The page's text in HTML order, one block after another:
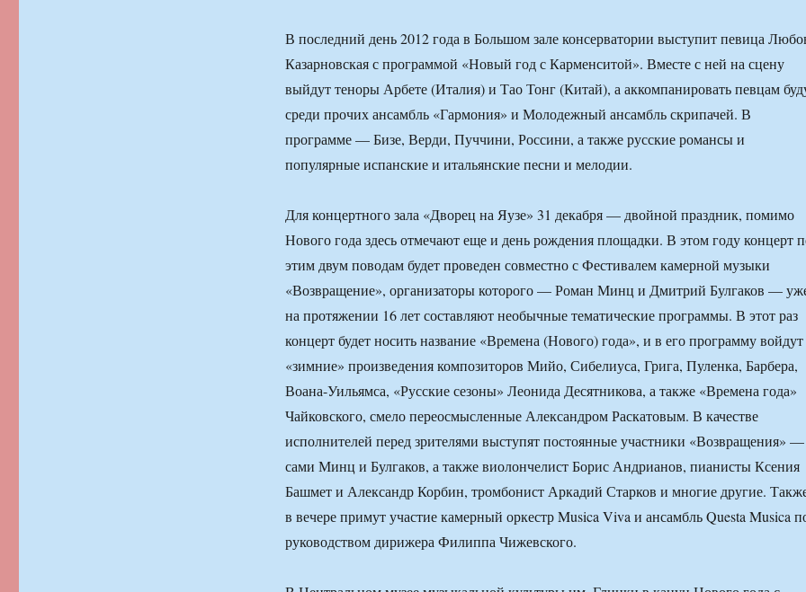
В последний день 2012 года в Большом зале консерватории выступит певица
Казарновская с программой «Новый год с Карменситой». Вместе с ней на сцену
выйдут теноры Арбете (Италия) и Тао Тонг (Китай), а аккомпанировать певцам
среди прочих ансамбль «Гармония» и Молодежный ансамбль скрипачей. В
программе — Бизе, Верди, Пуччини, Россини, а также русские романсы и
популярные испанские и итальянские песни и мелодии.
Для концертного зала «Дворец на Яузе» 31 декабря — двойной праздник, помимо
Нового года здесь отмечают еще и день рождения площадки. В этом году концерт
этим двум поводам будет проведен совместно с Фестивалем камерной музыки
«Возвращение», организаторы которого — Роман Минц и Дмитрий Булгаков —
на протяжении 16 лет составляют необычные тематические программы. В этот раз
концерт будет носить название «Времена (Нового) года», и в его программу войдут
«зимние» произведения композиторов Мийо, Сибелиуса, Грига, Пуленка, Барбера,
Воана-Уильямса, «Русские сезоны» Леонида Десятникова, а также «Времена года»
Чайковского, смело переосмысленные Александром Раскатовым. В качестве
исполнителей перед зрителями выступят постоянные участники «Возвращения» —
сами Минц и Булгаков, а также виолончелист Борис Андрианов, пианисты Ксения
Башмет и Александр Корбин, тромбонист Аркадий Старков и многие другие.
в вечере примут участие камерный оркестр Musica Viva и ансамбль Questa Musica
руководством дирижера Филиппа Чижевского.